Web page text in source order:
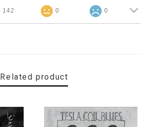
142 0 0
Related product